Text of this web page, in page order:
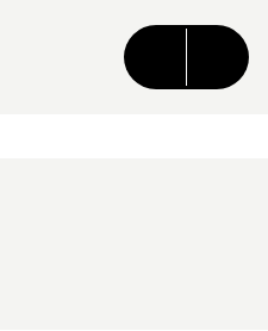
CONTENU